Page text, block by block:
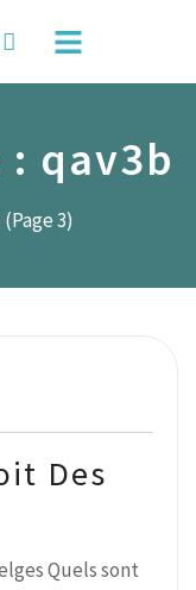
qav3b
(Page 3)
Des
Quels sont